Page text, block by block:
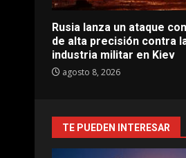
Rusia lanza un ataque
de alta precisión contra
industria militar en Kiev
agosto 8, 2026
TE PUEDEN INTERESAR